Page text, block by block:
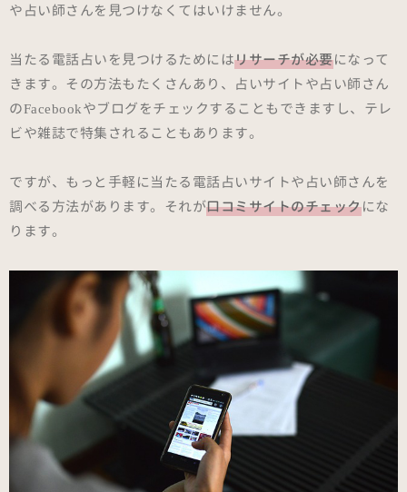
や占い師さんを見つけなくてはいけません。
当たる電話占いを見つけるためにはリサーチが必要になって
きます。その方法もたくさんあり、占いサイトや占い師さん
のFacebookやブログをチェックすることもできますし、テレ
ビや雑誌で特集されることもあります。
ですが、もっと手軽に当たる電話占いサイトや占い師さんを
調べる方法があります。それが口コミサイトのチェックにな
ります。